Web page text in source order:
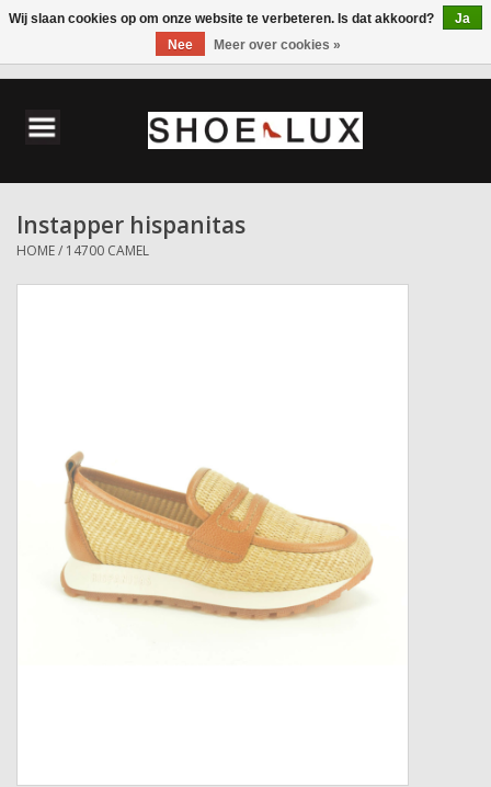
Herenschoenen
Accessoires
Instapper hispanitas
HOME/ 14700 CAMEL
Wij slaan cookies op om onze website te verbeteren. Is dat akkoord?
Ja
Nee
Meer over cookies »